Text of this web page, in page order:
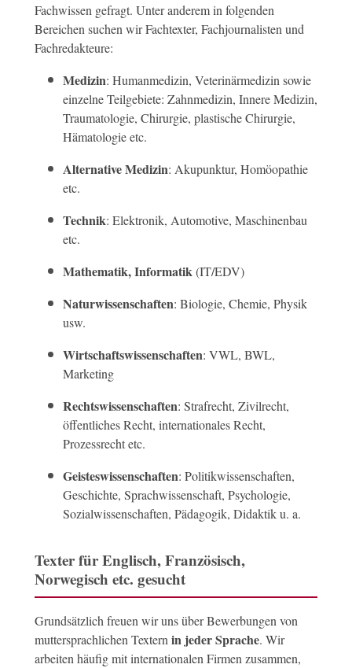
Fachwissen gefragt. Unter anderem in folgenden
Bereichen suchen wir Fachtexter, Fachjournalisten und
Fachredakteure:
Medizin: Humanmedizin, Veterinärmedizin sowie
einzelne Teilgebiete: Zahnmedizin, Innere Medizin,
Traumatologie, Chirurgie, plastische Chirurgie,
Hämatologie etc.
Alternative Medizin: Akupunktur, Homöopathie
etc.
Technik: Elektronik, Automotive, Maschinenbau
etc.
Mathematik, Informatik (IT/EDV)
Naturwissenschaften: Biologie, Chemie, Physik
usw.
Wirtschaftswissenschaften: VWL, BWL,
Marketing
Rechtswissenschaften: Strafrecht, Zivilrecht,
öffentliches Recht, internationales Recht,
Prozessrecht etc.
Geisteswissenschaften: Politikwissenschaften,
Geschichte, Sprachwissenschaft, Psychologie,
Sozialwissenschaften, Pädagogik, Didaktik u. a.
Texter für Englisch, Französisch,
Norwegisch etc. gesucht
Grundsätzlich freuen wir uns über Bewerbungen von
muttersprachlichen Textern in jeder Sprache. Wir
arbeiten häufig mit internationalen Firmen zusammen,